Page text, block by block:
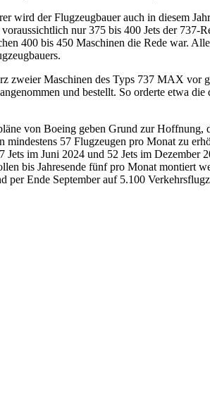
wird der Flugzeugbauer auch in diesem
nur 375 bis 400 Jets der
400 bis 450 Maschinen die Rede war.
zweier Maschinen des Typs 737 MAX vor
und bestellt. So orderte etwa
von Boeing geben Grund zur Hoffnung,
57 Flugzeugen pro Monat zu
im Juni 2024 und 52 Jets im
bis Jahresende fünf pro Monat montiert
per Ende September auf 5.100